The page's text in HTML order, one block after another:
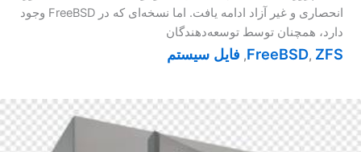
انحصاری و غیر آزاد ادامه یافت. اما نسخه‌ای که در FreeBSD وجود
دارد، همچنان توسط توسعه‌دهندگان
FreeBSD, ZFS
, فايل سيستم